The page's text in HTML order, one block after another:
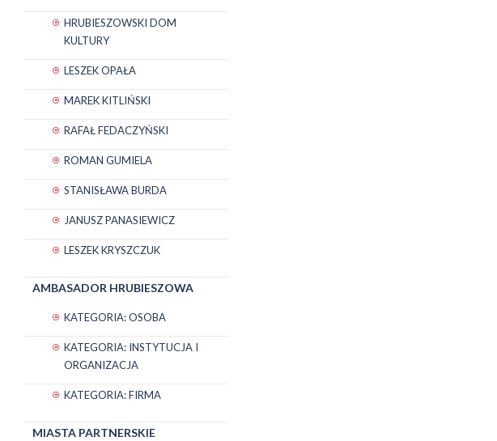
HRUBIESZOWSKI DOM
KULTURY
LESZEK OPAŁA
MAREK KITLIŃSKI
RAFAŁ FEDACZYŃSKI
ROMAN GUMIELA
STANISŁAWA BURDA
JANUSZ PANASIEWICZ
LESZEK KRYSZCZUK
AMBASADOR HRUBIESZOWA
KATEGORIA: OSOBA
KATEGORIA: INSTYTUCJA I
ORGANIZACJA
KATEGORIA: FIRMA
MIASTA PARTNERSKIE